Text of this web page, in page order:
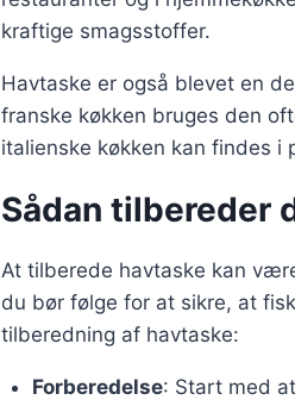
kraftige smagsstoffer.
Havtaske er også blevet en
franske køkken bruges den
italienske køkken kan findes i
Sådan tilbereder
At tilberede havtaske kan
du bør følge for at sikre, at
tilberedning af havtaske:
Forberedelse: Start med